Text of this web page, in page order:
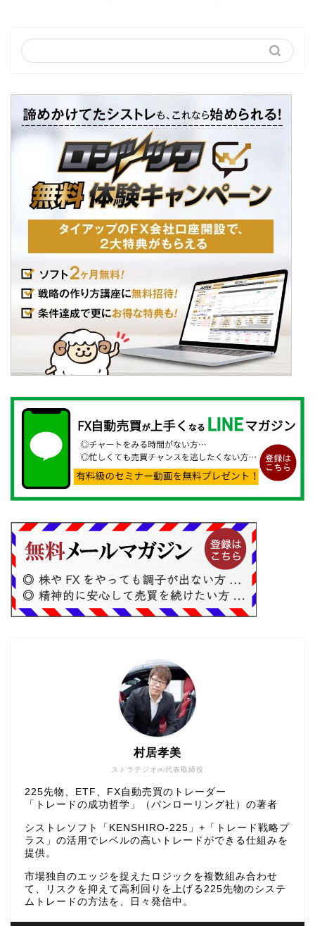
ストラテジオ㈱代表取締役
村居孝美
225先物、ETF、FX自動売買のトレーダー
「トレードの成功哲学」（パンローリング社）の著者
シストレソフト「KENSHIRO-225」+「トレード戦略プ
ラス」の活用でレベルの高いトレードができる仕組みを
提供。
市場独自のエッジを捉えたロジックを複数組み合わせ
て、リスクを抑えて高利回りを上げる225先物のシステ
ムトレードの方法を、日々発信中。